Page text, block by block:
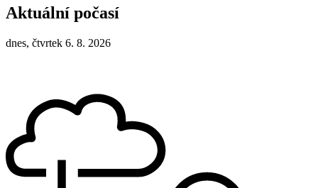
Aktuální počasí
dnes, čtvrtek 6. 8. 2026